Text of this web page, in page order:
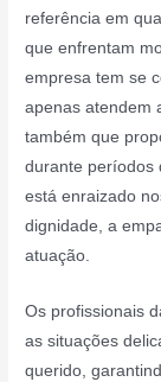
referência em
que enfrentam
empresa tem se
apenas atendem
também que
durante períodos
está enraizado
dignidade, a
atuação.
Os profissionais
as situações
querido,